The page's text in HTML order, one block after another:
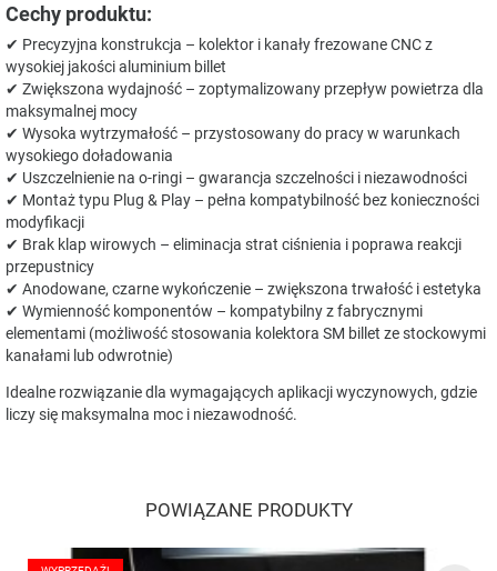
Cechy produktu:
✔ Precyzyjna konstrukcja – kolektor i kanały frezowane CNC z
wysokiej jakości aluminium billet
✔ Zwiększona wydajność – zoptymalizowany przepływ powietrza dla
maksymalnej mocy
✔ Wysoka wytrzymałość – przystosowany do pracy w warunkach
wysokiego doładowania
✔ Uszczelnienie na o-ringi – gwarancja szczelności i niezawodności
✔ Montaż typu Plug & Play – pełna kompatybilność bez konieczności
modyfikacji
✔ Brak klap wirowych – eliminacja strat ciśnienia i poprawa reakcji
przepustnicy
✔ Anodowane, czarne wykończenie – zwiększona trwałość i estetyka
✔ Wymienność komponentów – kompatybilny z fabrycznymi
elementami (możliwość stosowania kolektora SM billet ze stockowymi
kanałami lub odwrotnie)
Idealne rozwiązanie dla wymagających aplikacji wyczynowych, gdzie
liczy się maksymalna moc i niezawodność.
POWIĄZANE PRODUKTY